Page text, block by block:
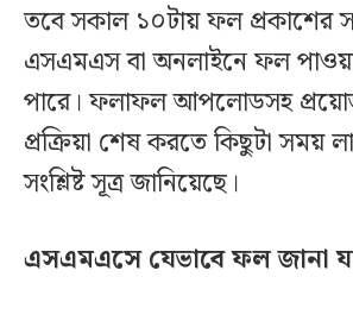
তবে সকাল ১০টায় ফল প্রকাশের
এসএমএস বা অনলাইনে ফল
পারে। ফলাফল আপলোডসহ
প্রক্রিয়া শেষ করতে কিছুটা সময়
সংশ্লিষ্ট সূত্র জানিয়েছে।
এসএমএসে যেভাবে ফল জানা